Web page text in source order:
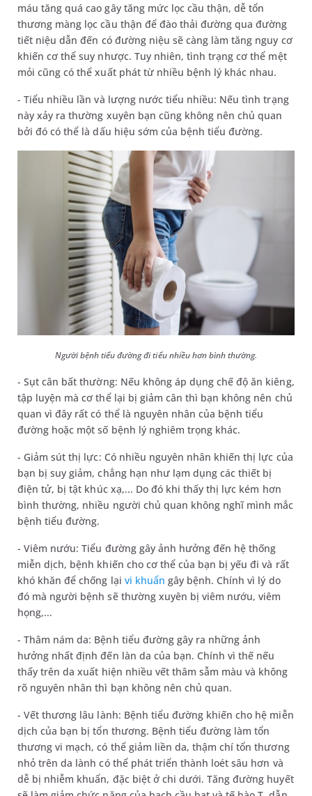
máu tăng quá cao gây tăng mức lọc cầu thận, dễ tổn
thương màng lọc cầu thận để đào thải đường qua đường
tiết niệu dẫn đến có đường niệu sẽ càng làm tăng nguy cơ
khiến cơ thể suy nhược. Tuy nhiên, tình trạng cơ thể mệt
mỏi cũng có thể xuất phát từ nhiều bệnh lý khác nhau.
- Tiểu nhiều lần và lượng nước tiểu nhiều: Nếu tình trạng
này xảy ra thường xuyên bạn cũng không nên chủ quan
bởi đó có thể là dấu hiệu sớm của bệnh tiểu đường.
Người bệnh tiểu đường đi tiểu nhiều hơn bình thường.
- Sụt cân bất thường: Nếu không áp dụng chế độ ăn kiêng,
tập luyện mà cơ thể lại bị giảm cân thì bạn không nên chủ
quan vì đây rất có thể là nguyên nhân của bệnh tiểu
đường hoặc một số bệnh lý nghiêm trọng khác.
- Giảm sút thị lực: Có nhiều nguyên nhân khiến thị lực của
bạn bị suy giảm, chẳng hạn như lạm dụng các thiết bị
điện tử, bị tật khúc xạ,... Do đó khi thấy thị lực kém hơn
bình thường, nhiều người chủ quan không nghĩ mình mắc
bệnh tiểu đường.
- Viêm nướu: Tiểu đường gây ảnh hưởng đến hệ thống
miễn dịch, bệnh khiến cho cơ thể của bạn bị yếu đi và rất
khó khăn để chống lại vi khuẩn gây bệnh. Chính vì lý do
đó mà người bệnh sẽ thường xuyên bị viêm nướu, viêm
họng,...
- Thâm nám da: Bệnh tiểu đường gây ra những ảnh
hưởng nhất định đến làn da của bạn. Chính vì thế nếu
thấy trên da xuất hiện nhiều vết thâm sẫm màu và không
rõ nguyên nhân thì bạn không nên chủ quan.
- Vết thương lâu lành: Bệnh tiểu đường khiến cho hệ miễn
dịch của bạn bị tổn thương. Bệnh tiểu đường làm tổn
thương vi mạch, có thể giảm liền da, thậm chí tổn thương
nhỏ trên da lành có thể phát triển thành loét sâu hơn và
dễ bị nhiễm khuẩn, đặc biệt ở chi dưới. Tăng đường huyết